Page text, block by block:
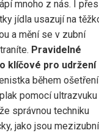
mnoho z nás. I přes
jídla usazují na
a mění se v zubní
Pravidelné
klíčové pro udržení
během ošetření
pomocí ultrazvuku
správnou techniku
jako jsou mezizubní